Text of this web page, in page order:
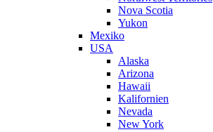
Nova Scotia
Yukon
Mexiko
USA
Alaska
Arizona
Hawaii
Kalifornien
Nevada
New York